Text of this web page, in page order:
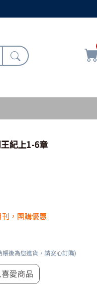
紀上1-6章
刊，團購優惠
後為您進貨，請安心訂購)
愛商品